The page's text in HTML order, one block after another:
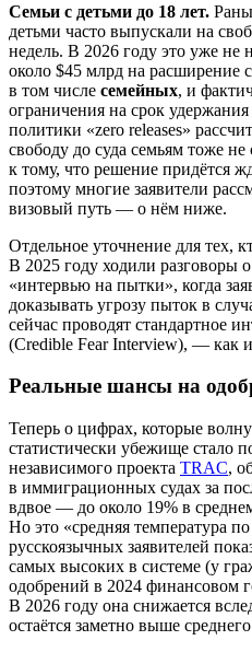
Семьи с детьми до 18 лет.
детьми часто выпускали на
недель. В 2026 году это уже не
около $45 млрд на расширение
в том числе семейных, и
ограничения на срок
политики «zero releases»
свободу до суда семьям тоже
к тому, что решение придётся
поэтому многие заявители
визовый путь — о нём ниже.
Отдельное уточнение для тех,
В 2025 году ходили разговоры
«интервью на пытки», когда
доказывать угрозу пыток в
сейчас проводят стандартное
(Credible Fear Interview), — как
Реальные шансы на
Теперь о цифрах, которые
статистически убежище стало
независимого проекта TRAC,
в иммиграционных судах за
вдвое — до около 19% в
Но это «средняя температура
русскоязычных заявителей
самых высоких в системе (у
одобрений в 2024 финансовом
В 2026 году она снижается
остаётся заметно выше